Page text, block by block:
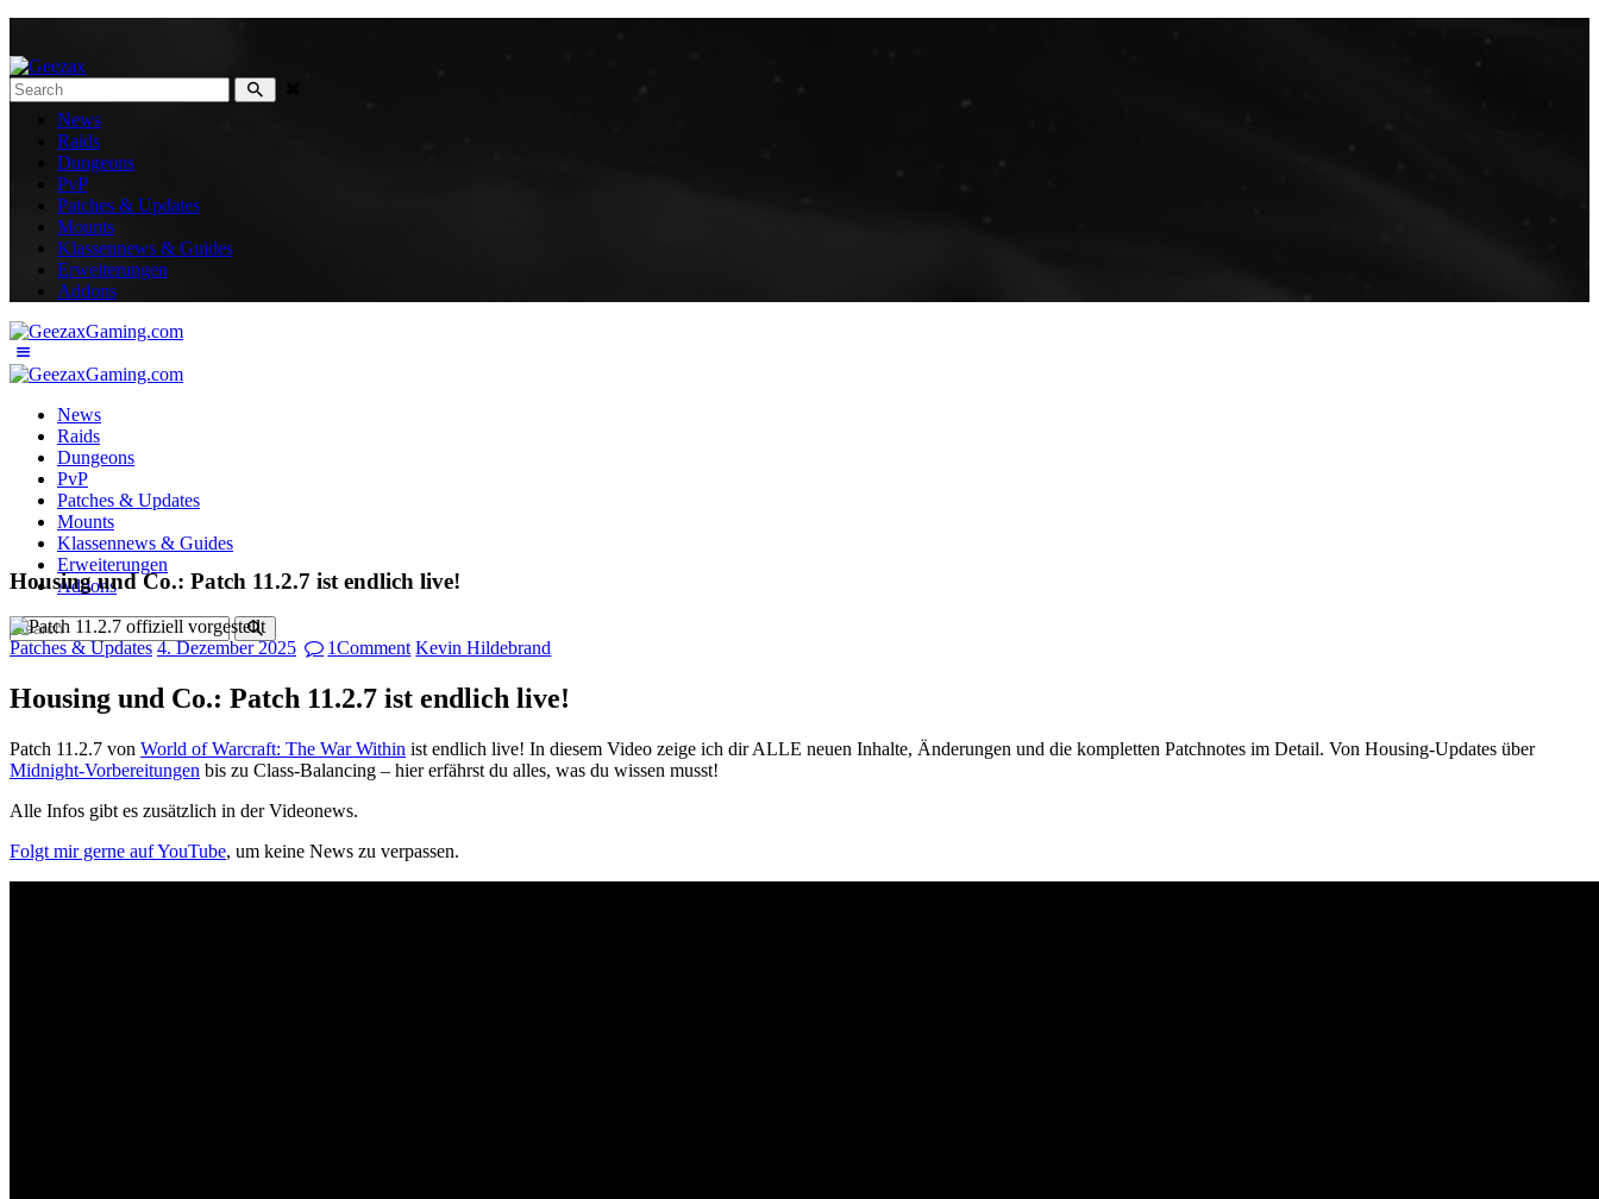
News
Raids
Dungeons
PvP
Patches & Updates
Mounts
Klassennews & Guides
Erweiterungen
Addons
News
Raids
Dungeons
PvP
Patches & Updates
Mounts
Klassennews & Guides
Erweiterungen
Addons
Housing und Co.: Patch 11.2.7 ist endlich live!
Patches & Updates 4. Dezember 2025 1Comment Kevin Hildebrand
Housing und Co.: Patch 11.2.7 ist endlich live!
Patch 11.2.7 von World of Warcraft: The War Within ist endlich live! In diesem Video zeige ich dir ALLE neuen Inhalte, Änderungen und die kompletten Patchnotes im Detail. Von Housing-Updates über
Midnight-Vorbereitungen bis zu Class-Balancing – hier erfährst du alles, was du wissen musst!
Alle Infos gibt es zusätzlich in der Videonews.
Folgt mir gerne auf YouTube, um keine News zu verpassen.